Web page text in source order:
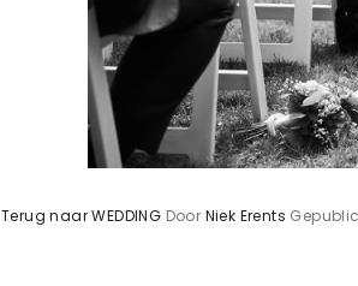
Terug naar WEDDING Door Niek Erents